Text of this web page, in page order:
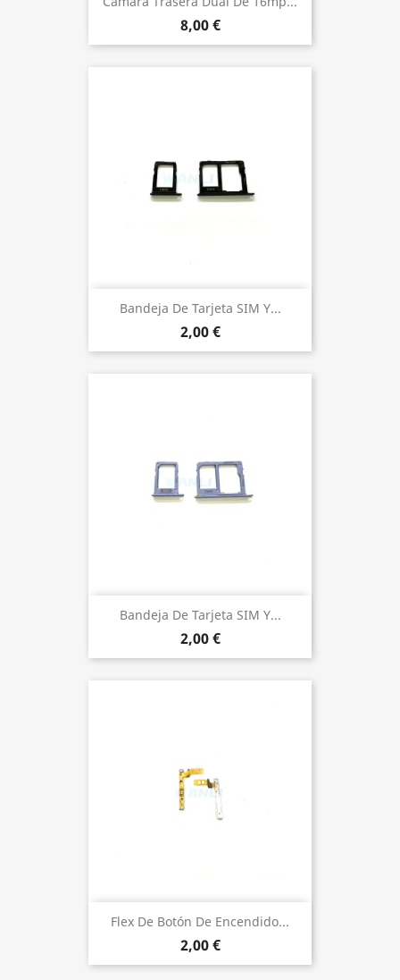
8,00 €
Bandeja De Tarjeta SIM Y...
2,00 €
Bandeja De Tarjeta SIM Y...
2,00 €
Flex De Botón De Encendido...
2,00 €